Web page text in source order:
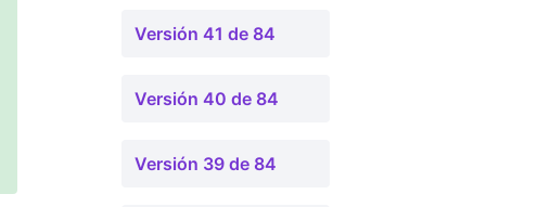
Versión 41 de 84
Versión 40 de 84
Versión 39 de 84